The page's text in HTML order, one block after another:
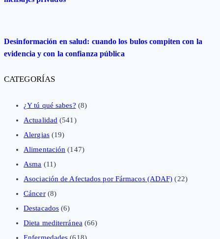
Desinformación en salud: cuando los bulos compiten con la
evidencia y con la confianza pública
CATEGORÍAS
¿Y tú qué sabes? (8)
Actualidad (541)
Alergias(19)
Alimentación (147)
Asma (11)
Asociación de Afectados por Fármacos (ADAF) (22)
Cáncer(8)
Destacados (6)
Dieta mediterránea(66)